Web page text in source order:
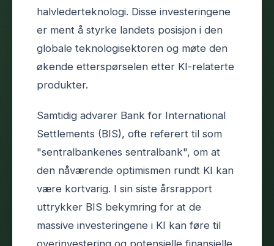
halvlederteknologi. Disse investeringene
er ment å styrke landets posisjon i den
globale teknologisektoren og møte den
økende etterspørselen etter KI-relaterte
produkter.
Samtidig advarer Bank for International
Settlements (BIS), ofte referert til som
"sentralbankenes sentralbank", om at
den nåværende optimismen rundt KI kan
være kortvarig. I sin siste årsrapport
uttrykker BIS bekymring for at de
massive investeringene i KI kan føre til
overinvestering og potensielle finansielle